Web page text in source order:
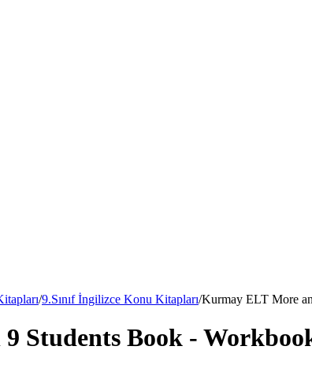
/9.Sınıf İngilizce Konu Kitapları/Kurmay ELT More
Students Book -